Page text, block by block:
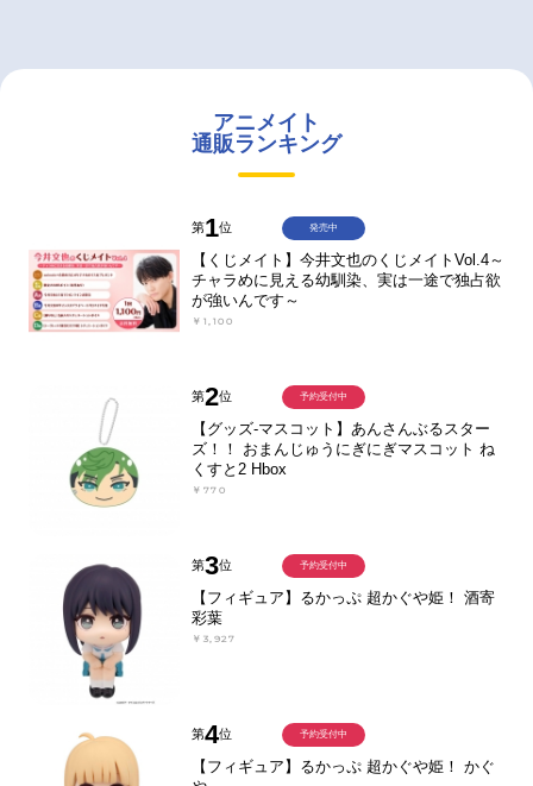
アニメイト
通販ランキング
第1位
【くじメイト】今井文也のくじメイトVol.4～
チャラめに見える幼馴染、実は一途で独占欲
が強いんです～
￥1,100
発売中
第2位
【グッズ-マスコット】あんさんぶるスター
ズ！！ おまんじゅうにぎにぎマスコット ね
くすと2 Hbox
￥770
予約受付中
第3位
【フィギュア】るかっぷ 超かぐや姫！ 酒寄
彩葉
￥3,927
予約受付中
第4位
【フィギュア】るかっぷ 超かぐや姫！ かぐ
予約受付中